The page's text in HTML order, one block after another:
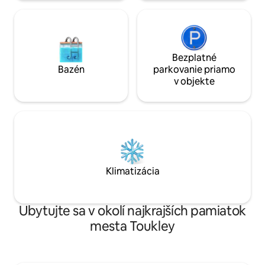
Bazén
Bezplatné
parkovanie priamo
v objekte
Klimatizácia
Ubytujte sa v okolí najkrajších pamiatok
mesta Toukley